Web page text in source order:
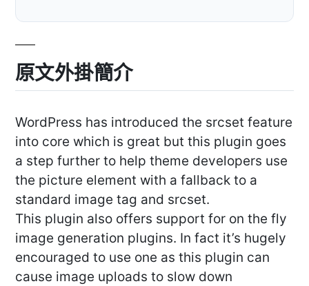
原文外掛簡介
WordPress has introduced the srcset feature
into core which is great but this plugin goes
a step further to help theme developers use
the picture element with a fallback to a
standard image tag and srcset.
This plugin also offers support for on the fly
image generation plugins. In fact it’s hugely
encouraged to use one as this plugin can
cause image uploads to slow down